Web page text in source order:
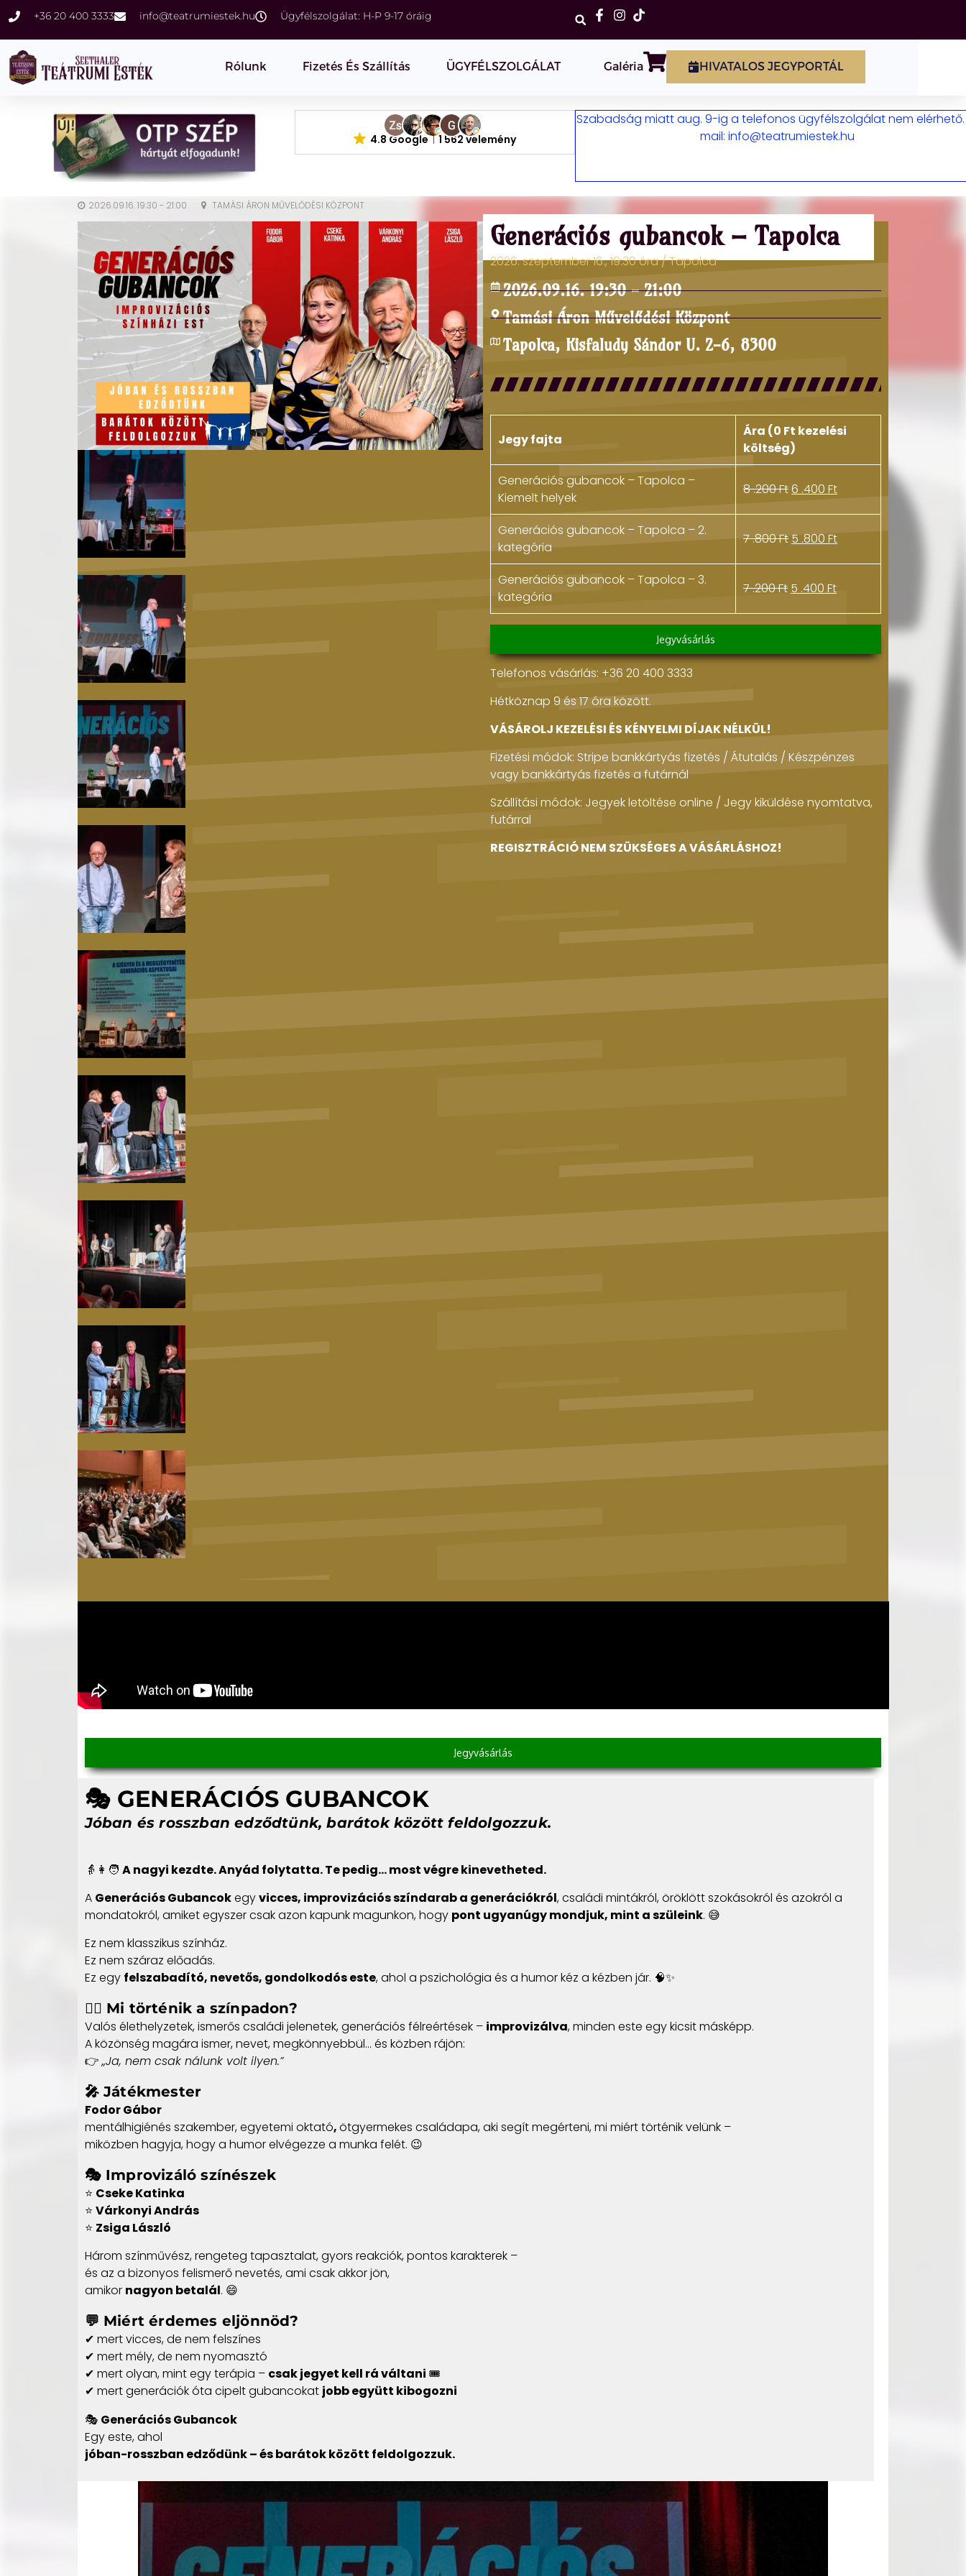
+36 20 400 3333 info@teatrumiestek.hu Ügyfélszolgálat: H-P 9-17 óráig
Rólunk Fizetés És Szállítás ÜGYFÉLSZOLGÁLAT Galéria HIVATALOS JEGYPORTÁL
4.8 Google 1 562 vélemény
Szabadság miatt aug. 9-ig a telefonos ügyfélszolgálat nem elérhető.
mail: info@teatrumiestek.hu
2026.09.16. 19:30 - 21:00 TAMÁSI ÁRON MŰVELŐDÉSI KÖZPONT
Generációs gubancok – Tapolca
2026. szeptember 16., 19:30 óra / Tapolca
2026.09.16. 19:30 - 21:00
Tamási Áron Művelődési Központ
Tapolca, Kisfaludy Sándor U. 2-6, 8300
Jegy fajta
Ára (0 Ft kezelési
költség)
Generációs gubancok – Tapolca –
Kiemelt helyek
8 .200Ft6 .400 Ft
Generációs gubancok – Tapolca – 2.
kategória
7 .800Ft 5 .800 Ft
Generációs gubancok – Tapolca – 3.
kategória
7 .200Ft 5 .400 Ft
Jegyvásárlás
Telefonos vásárlás: +36 20 400 3333
Hétköznap 9 és 17 óra között.
VÁSÁROLJ KEZELÉSI ÉS KÉNYELMI DÍJAK NÉLKÜL!
Fizetési módok: Stripe bankkártyás fizetés / Átutalás / Készpénzes
vagy bankkártyás fizetés a futárnál
Szállítási módok: Jegyek letöltése online / Jegy kiküldése nyomtatva,
futárral
REGISZTRÁCIÓ NEM SZÜKSÉGES A VÁSÁRLÁSHOZ!
Jegyvásárlás
🎭 GENERÁCIÓS GUBANCOK
Jóban és rosszban edződtünk, barátok között feldolgozzuk.
👵👩🧑 A nagyi kezdte. Anyád folytatta. Te pedig… most végre kinevetheted.
A Generációs Gubancokegyvicces, improvizációs színdarab a generációkról, családi mintákról, öröklött szokásokról és azokról a
mondatokról, amiket egyszer csak azon kapunk magunkon, hogy pont ugyanúgy mondjuk, mint a szüleink. 😅
Ez nem klasszikus színház.
Ez nem száraz előadás.
Ez egy felszabadító, nevetős, gondolkodós este, ahol a pszichológia és a humor kéz a kézben jár. 🧠✨
🤹‍♂️ Mi történik a színpadon?
Valós élethelyzetek, ismerős családi jelenetek, generációs félreértések – improvizálva, minden este egy kicsit másképp.
A közönség magára ismer, nevet, megkönnyebbül… és közben rájön:
👉„Ja, nem csak nálunk volt ilyen.”
🎤Játékmester
Fodor Gábor
mentálhigiénés szakember, egyetemi oktató,ötgyermekes családapa, aki segít megérteni, mi miért történik velünk –
miközben hagyja, hogy a humor elvégezze a munka felét. 😉
🎭 Improvizáló színészek
⭐ Cseke Katinka
⭐ Várkonyi András
⭐ Zsiga László
Három színművész, rengeteg tapasztalat, gyors reakciók, pontos karakterek –
és az a bizonyos felismerő nevetés, ami csak akkor jön,
amikor nagyon betalál. 😄
💬 Miért érdemes eljönnöd?
✔ mert vicces, de nem felszínes
✔ mert mély, de nem nyomasztó
✔ mert olyan, mint egy terápia – csak jegyet kell rá váltani 🎟️
✔ mert generációk óta cipelt gubancokat jobb együtt kibogozni
🎭 Generációs Gubancok
Egy este, ahol
jóban-rosszban edződünk – és barátok között feldolgozzuk.